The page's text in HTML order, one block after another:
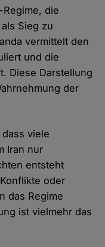
die
Sieg zu
vermittelt den
und die
Diese Darstellung
der
viele
Iran nur
entsteht
oder
das Regime
ist vielmehr das